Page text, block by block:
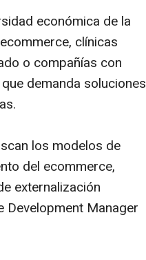
económica de la
clínicas
o compañías con
demanda soluciones
los modelos de
del ecommerce,
externalización
Development Manager